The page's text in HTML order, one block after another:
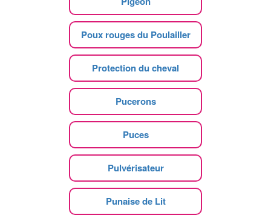
Poux rouges du Poulailler
Protection du cheval
Pucerons
Puces
Pulvérisateur
Punaise de Lit